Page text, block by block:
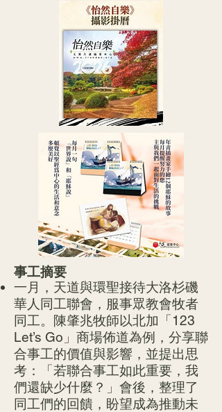
事工摘要
一月，天道與環聖接待大洛杉磯
華人同工聯會，服事眾教會牧者
同工。陳肇兆牧師以北加「123
Let’s Go」商場佈道為例，分享聯
合事工的價值與影響，並提出思
考：「若聯合事工如此重要，我
們還缺少什麼？」會後，整理了
同工們的回饋，盼望成為推動未